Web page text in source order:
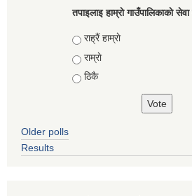
तपाइलाइ हाम्राे गाउँपालिकाकाे
Choices
राह्रैं हाम्राे
राम्राे
ठिकै
Older polls
Results